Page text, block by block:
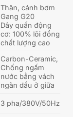
Thân, cánh bơm
Gang G20
Dây quấn động
cơ: 100% lõi đồng
chất lượng cao
Carbon-Ceramic,
Chống ngấm
nước bằng vách
ngăn dầu ở giữa
3 pha/380V/50Hz